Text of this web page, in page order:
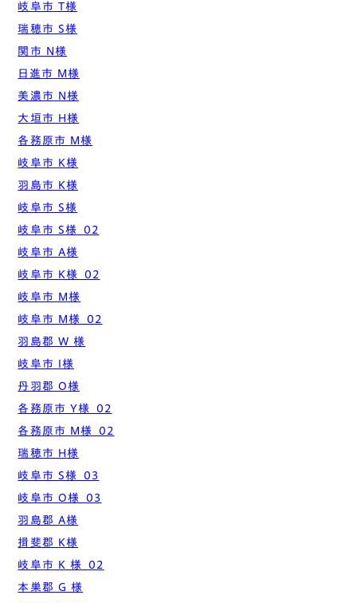
岐阜市 T様
瑞穂市 S様
関市 N様
日進市 M様
美濃市 N様
大垣市 H様
各務原市 M様
岐阜市 K様
羽島市 K様
岐阜市 S様
岐阜市 S様_02
岐阜市 A様
岐阜市 K様_02
岐阜市 M様
岐阜市 M様_02
羽島郡 W 様
岐阜市 I様
丹羽郡 O様
各務原市 Y様_02
各務原市 M様_02
瑞穂市 H様
岐阜市 S様_03
岐阜市 O様_03
羽島郡 A様
揖斐郡 K様
岐阜市 K 様_02
本巣郡 G 様